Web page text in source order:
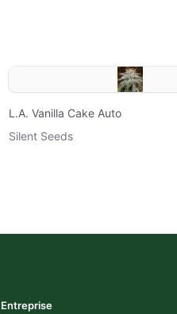
L.A. Vanilla Cake Auto
Silent Seeds
Entreprise